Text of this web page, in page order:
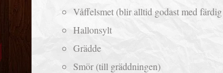
Våffelsmet (blir alltid godast med
Hallonsylt
Grädde
Smör (till gräddningen)